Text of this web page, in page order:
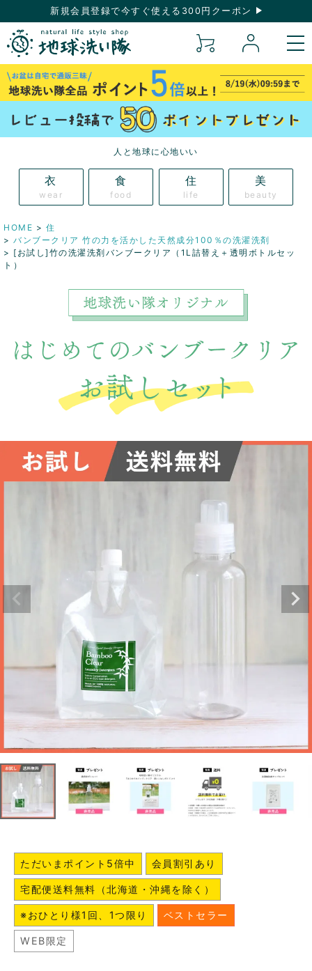
新規会員登録で今すぐ使える300円クーポン
人と地球に心地いい
衣
wear
食
food
住
life
美
beauty
HOME
住
バンブークリア 竹の力を活かした天然成分100％の洗濯洗剤
[お試し]竹の洗濯洗剤バンブークリア（1L詰替え＋透明ボトルセッ
ト）
ただいまポイント5倍中 会員割引あり
宅配便送料無料（北海道・沖縄を除く）
※おひとり様1回、1つ限り ベストセラー
WEB限定